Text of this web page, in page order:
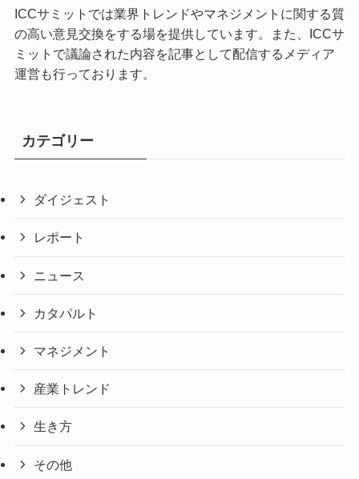
ICCサミットでは業界トレンドやマネジメントに関する質
の高い意見交換をする場を提供しています。また、ICCサ
ミットで議論された内容を記事として配信するメディア
運営も行っております。
カテゴリー
ダイジェスト
レポート
ニュース
カタパルト
マネジメント
産業トレンド
生き方
その他